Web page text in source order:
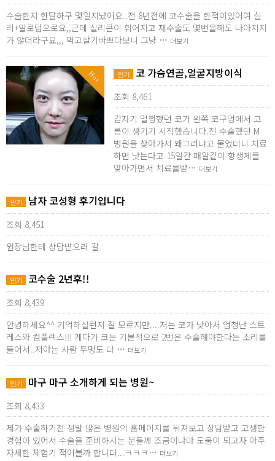
수술한지 한달하구 몇일지났어요..전 8년전에 코수술을 한적이있어여 실
리+알로덤으로요,,근데 실리콘이 휘어지고 재수술도 몇번을해도 나아지지
가 않더라구요,,, 먹고살기바쁘다보니 그냥 … 더보기
Hot 인기 코 가슴연골,얼굴지방이식
조회 8,461
갑자기 멀쩡했던 코가 왼쪽 코구멍에서 고
름이 생기기 시작했습니다.전 수술했던 M
병원을 찾아가서 왜그러냐고 물었더니 치료
하면 낫는다고 15일간 매일같이 항생제를
맞아가면서 치료를받… 더보기
인기 남자 코성형 후기입니다
조회 8,451
원장님한테 상담받으러 갈
인기 코수술 2년후!!
조회 8,439
안녕하세요^^ 기억하실런지 잘 모르지만....저는 코가 낮아서 엄청난 스트
레스와 컴플렉스!!! 게다가 코는 기본적으로 2번은 수술해야한다는 소리를
들어서..저아는 사람 두명도 다 … 더보기
인기 마구 마구 소개하게 되는 병원~
조회 8,433
제가 수술하기전 정말 많은 병원의 홈페이지를 뒤져보고 상담받고 고생한
경험이 있어서 수술을 준비하시는 분들께 조금이나마 도움이 되고자 아주
자세한 체험기 적어볼까 합니다...ㅋㅋㅋ… 더보기